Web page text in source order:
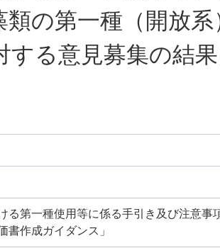
の第一種（開放
る意見募集の結
る第一種使用等に係る手引き及び注意
書作成ガイダンス」